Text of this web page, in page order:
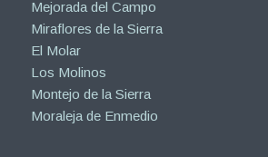
Mejorada del Campo
Miraflores de la Sierra
El Molar
Los Molinos
Montejo de la Sierra
Moraleja de Enmedio